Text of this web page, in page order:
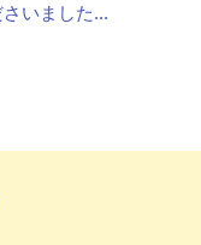
いました...